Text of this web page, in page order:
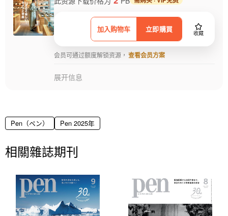
加入购物车 立即購買 收藏
会员可通过额度解锁资源， 查看会员方案
展开信息
Pen（ペン） Pen 2025年
相關雜誌期刊